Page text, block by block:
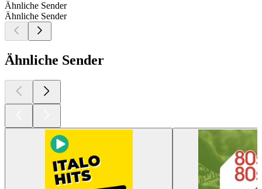
Ähnliche Sender
Ähnliche Sender
Ähnliche Sender